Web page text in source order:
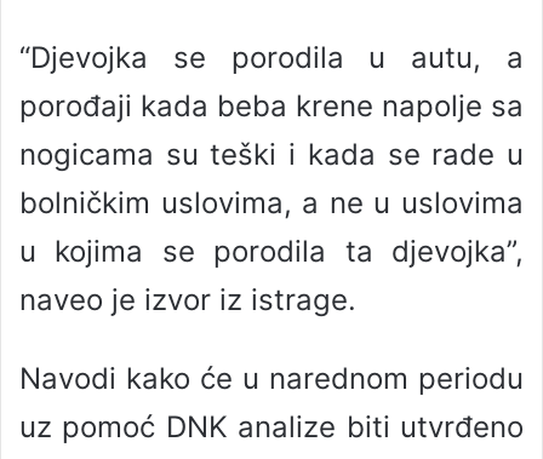
“Djevojka se porodila u autu, a
porođaji kada beba krene napolje sa
nogicama su teški i kada se rade u
bolničkim uslovima, a ne u uslovima
u kojima se porodila ta djevojka”,
naveo je izvor iz istrage.
Navodi kako će u narednom periodu
uz pomoć DNK analize biti utvrđeno